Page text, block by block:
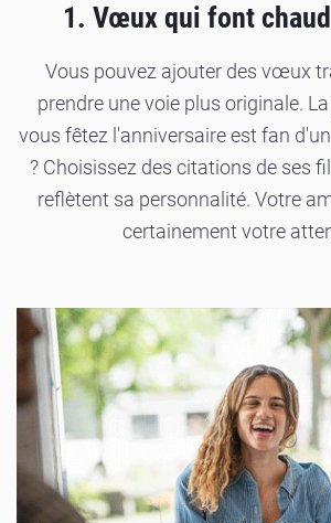
1. Vœux qui font
Vous pouvez ajouter des vœux
prendre une voie plus originale.
vous fêtez l'anniversaire est fan
? Choisissez des citations de ses
reflètent sa personnalité. Votre
certainement votre